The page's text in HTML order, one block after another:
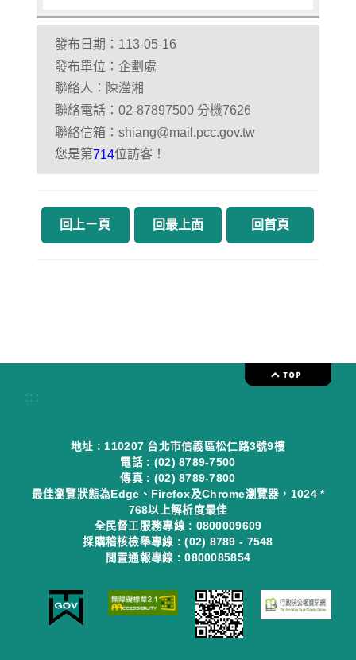
發布日期：113-05-16
發布單位：企劃處
聯絡人：陳瀅湘
聯絡電話：02-87897500 分機7626
聯絡信箱：shiang@mail.pcc.gov.tw
您是第714位訪客！
回上ㄧ頁 回最上面 回首頁
:::
地址 : 110207 台北市信義區松仁路3號9樓
電話 : (02) 8789-7500
傳真 : (02) 8789-7800
最佳瀏覽狀態為Edge、Firefox及Chrome瀏覽器，1024 *
768以上解析度最佳
全民督工服務專線 : 0800009609
採購稽核檢舉專線 : (02) 8789 - 7548
閒置通報專線 : 0800085854